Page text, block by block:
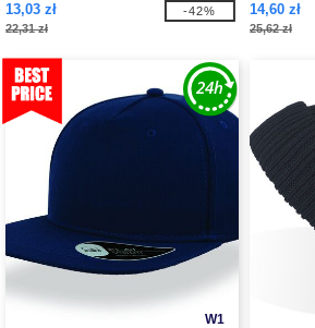
13,03 zł
22,31 zł
-42%
14,60 zł
25,62 zł
W1